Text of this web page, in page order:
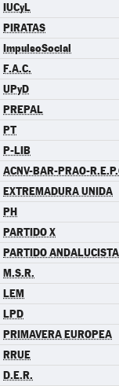
IUCyL
PIRATAS
ImpulsoSocial
F.A.C.
UPyD
PREPAL
PT
P-LIB
ACNV-BAR-PRAO-
EXTREMADURA UNIDA
PH
PARTIDO X
PARTIDO ANDALUCISTA
M.S.R.
LEM
LPD
PRIMAVERA EUROPEA
RRUE
D.E.R.